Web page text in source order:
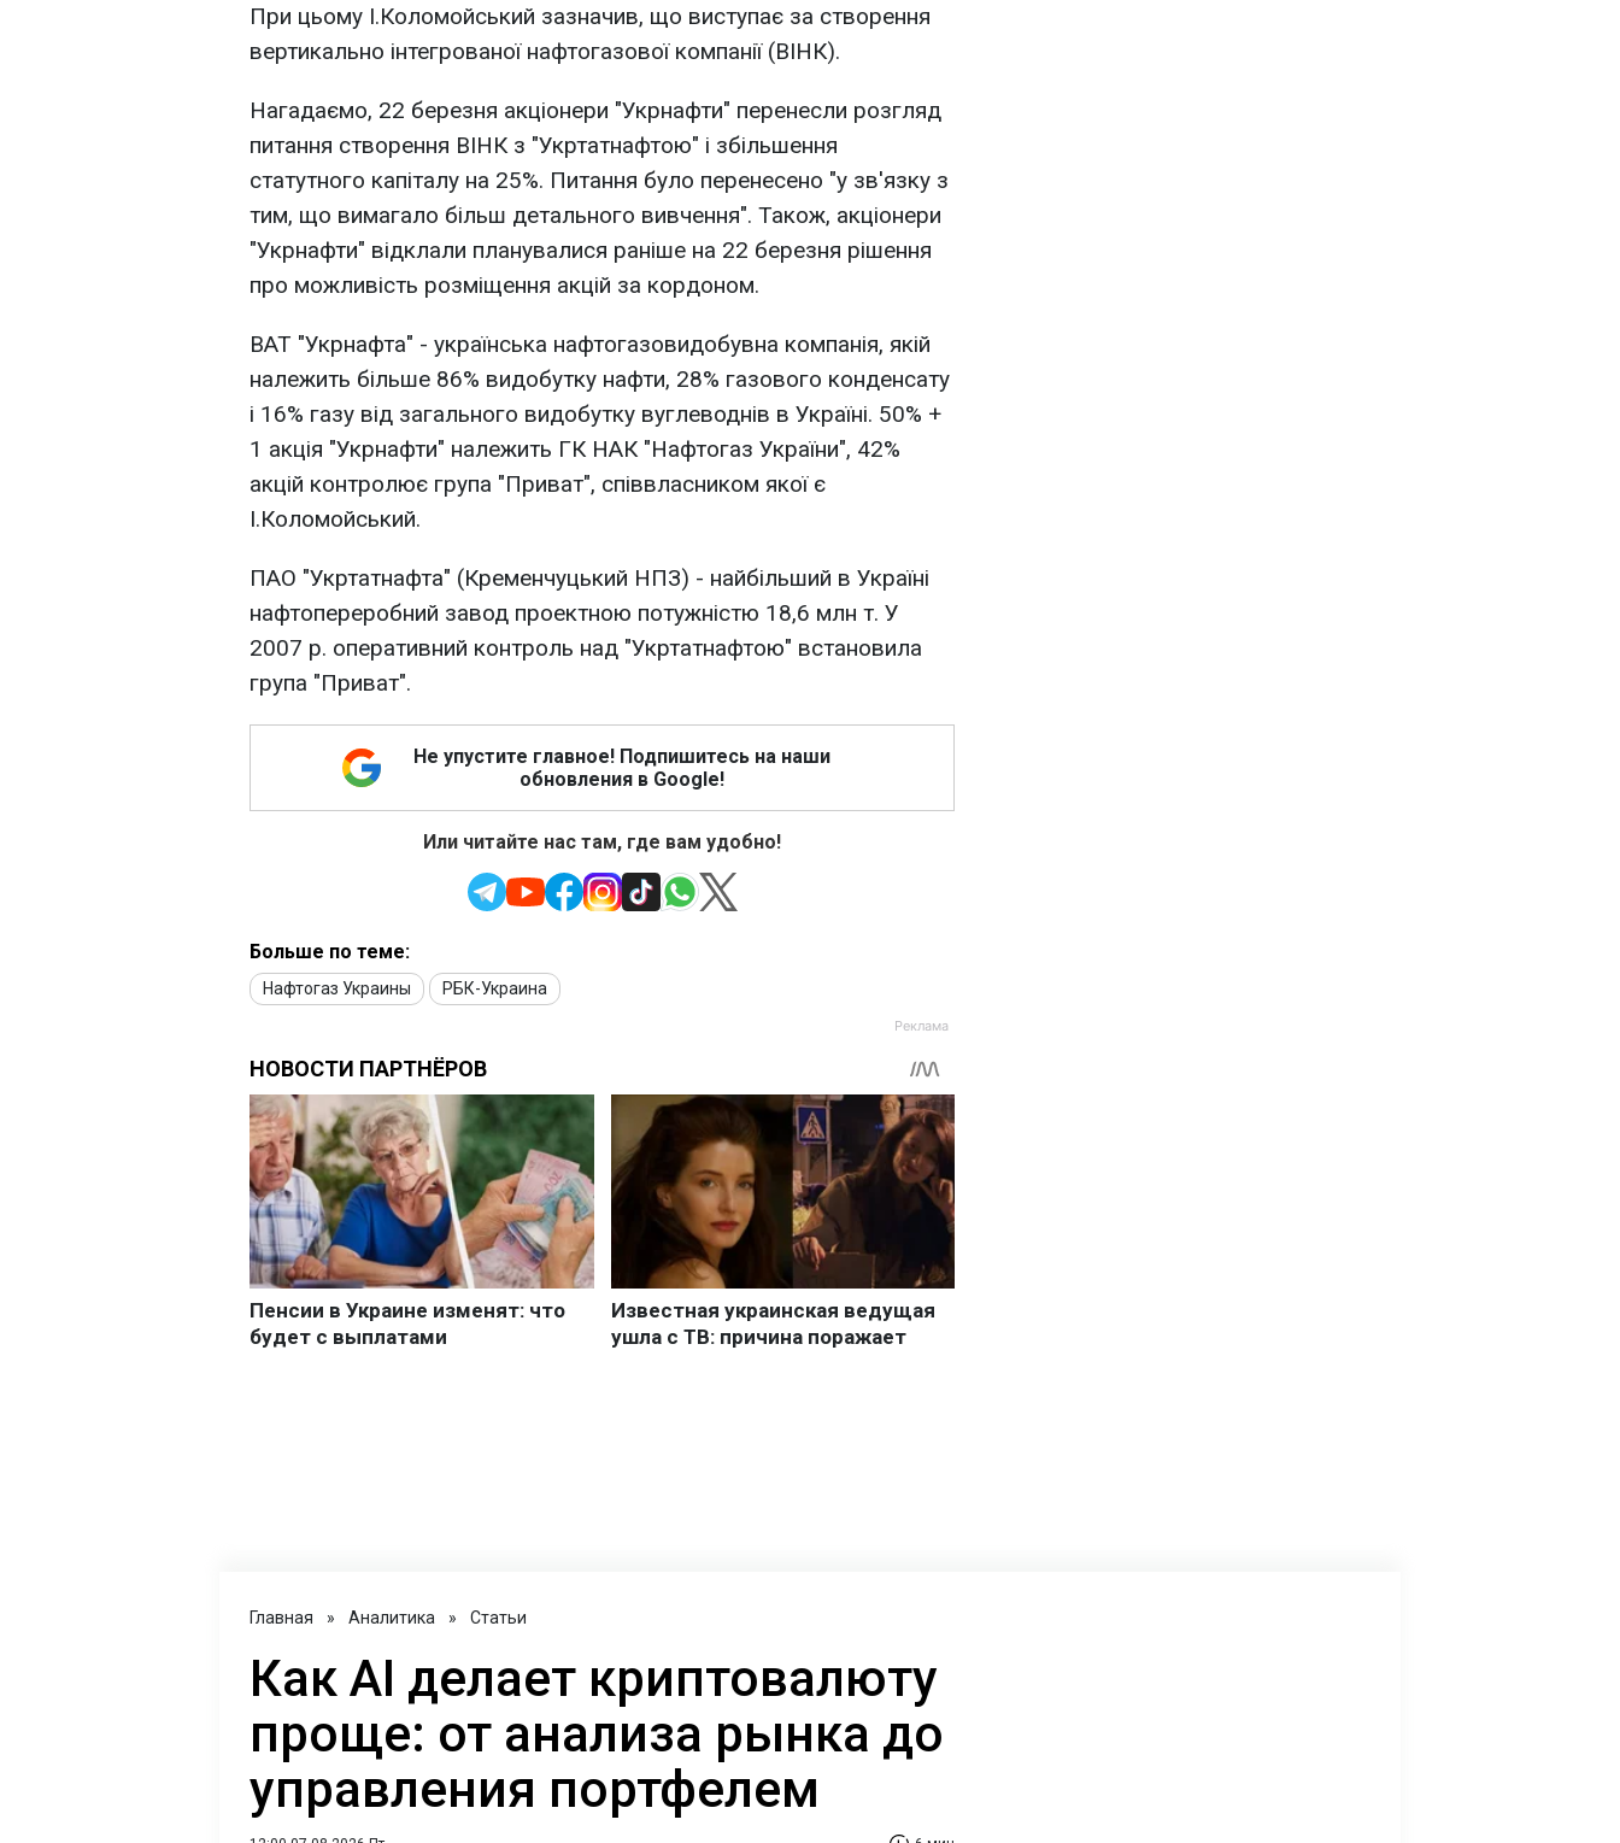
При цьому І.Коломойський зазначив, що виступає за створення
вертикально інтегрованої нафтогазової компанії (ВІНК).
Нагадаємо, 22 березня акціонери "Укрнафти" перенесли розгляд
питання створення ВІНК з "Укртатнафтою" і збільшення
статутного капіталу на 25%. Питання було перенесено "у зв'язку з
тим, що вимагало більш детального вивчення". Також, акціонери
"Укрнафти" відклали планувалися раніше на 22 березня рішення
про можливість розміщення акцій за кордоном.
ВАТ "Укрнафта" - українська нафтогазовидобувна компанія, якій
належить більше 86% видобутку нафти, 28% газового конденсату
і 16% газу від загального видобутку вуглеводнів в Україні. 50% +
1 акція "Укрнафти" належить ГК НАК "Нафтогаз України", 42%
акцій контролює група "Приват", співвласником якої є
І.Коломойський.
ПАО "Укртатнафта" (Кременчуцький НПЗ) - найбільший в Україні
нафтопереробний завод проектною потужністю 18,6 млн т. У
2007 р. оперативний контроль над "Укртатнафтою" встановила
група "Приват".
Не упустите главное! Подпишитесь на наши
обновления в Google!
Или читайте нас там, где вам удобно!
Больше по теме:
Нафтогаз Украины РБК-Украина
Главная » Аналитика » Статьи
Как AI делает криптовалюту
проще: от анализа рынка до
управления портфелем